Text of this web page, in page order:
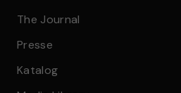
The Journal
Presse
Katalog